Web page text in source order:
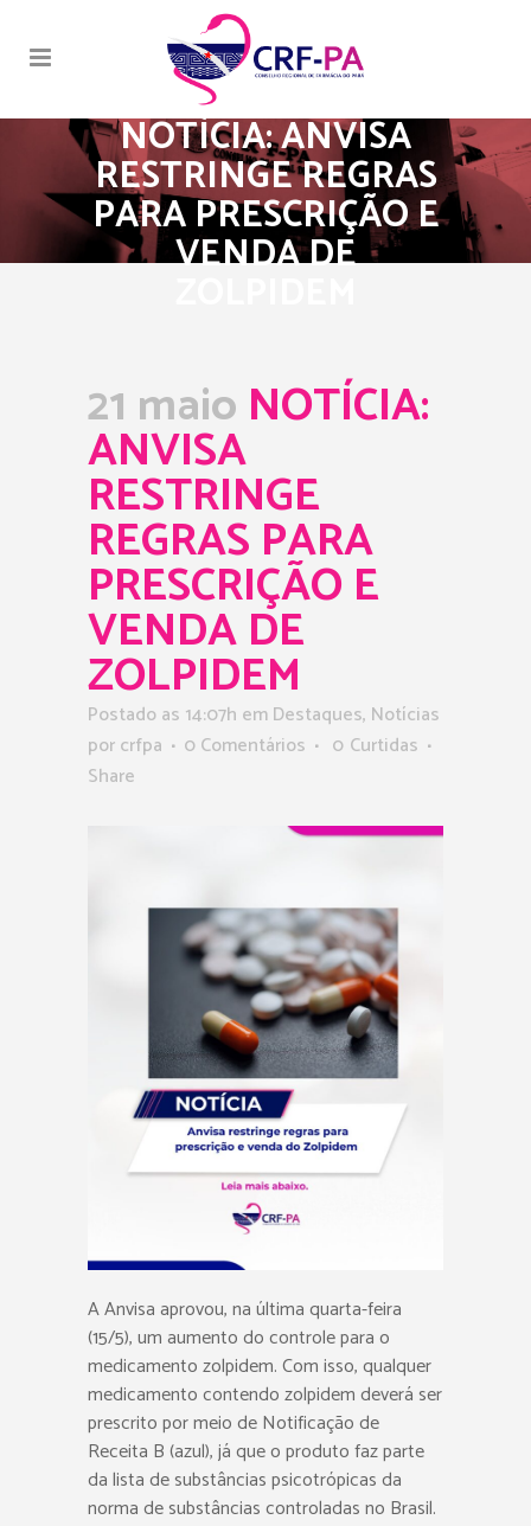
NOTÍCIA: ANVISA
RESTRINGE REGRAS
PARA PRESCRIÇÃO E
VENDA DE
21 maio NOTÍCIA:
ANVISA
RESTRINGE
REGRAS PARA
PRESCRIÇÃO E
VENDA DE
ZOLPIDEM
Postado as 14:07h emDestaques, Notícias
porcrfpa 0 Comentários 0 Curtidas
Share
A Anvisa aprovou, na última quarta-feira
(15/5), um aumento do controle para o
medicamento zolpidem. Com isso, qualquer
medicamento contendo zolpidem deverá ser
prescrito por meio de Notificação de
Receita B (azul), já que o produto faz parte
da lista de substâncias psicotrópicas da
norma de substâncias controladas no Brasil.